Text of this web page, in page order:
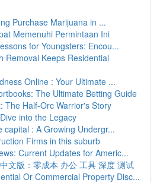
Purchase Marijuana in ...
Memenuhi Permintaan Ini
for Youngsters: Encou...
Removal Keeps Residential
Online : Your Ultimate ...
The Ultimate Betting Guide
The Half-Orc Warrior's Story
into the Legacy
capital : A Growing Undergr...
Firms in this suburb
Current Updates for Americ...
文版：零成本 办公 工具 深度 测试
Or Commercial Property Disc...